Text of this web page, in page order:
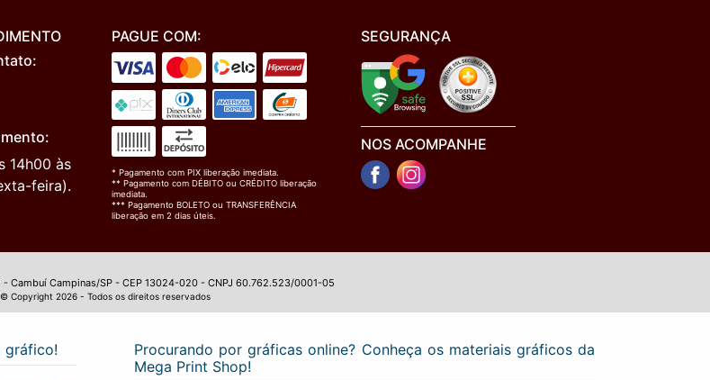
14h00 às
feira).
PAGUE COM:
* Pagamento com PIX liberação imediata.
** Pagamento com DÉBITO ou CRÉDITO liberação
imediata.
*** Pagamento BOLETO ou TRANSFERÊNCIA
liberação em 2 dias úteis.
SEGURANÇA
NOS ACOMPANHE
- Cambuí Campinas/SP - CEP 13024-020 - CNPJ 60.762.523/0001-05
© Copyright 2026 - Todos os direitos reservados
gráfico!
Procurando por gráficas online? Conheça os materiais gráficos da
Mega Print Shop!